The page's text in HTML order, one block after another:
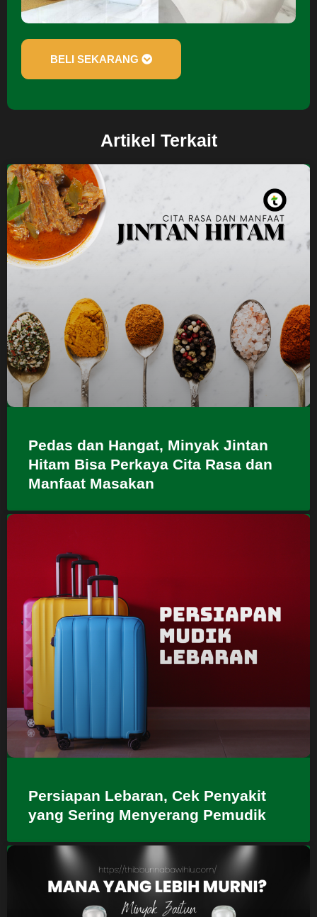
BELI SEKARANG
Artikel Terkait
Pedas dan Hangat, Minyak Jintan
Hitam Bisa Perkaya Cita Rasa dan
Manfaat Masakan
Persiapan Lebaran, Cek Penyakit
yang Sering Menyerang Pemudik